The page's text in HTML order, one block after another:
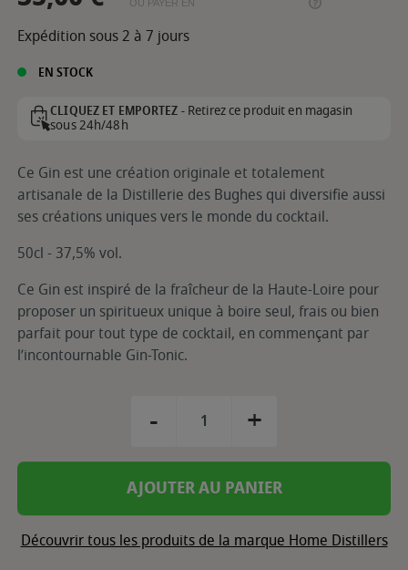
OU PAYER EN
Expédition sous 2 à 7 jours
EN STOCK
CLIQUEZ ET EMPORTEZ -Retirez ce produit en magasin
sous 24h/48h
Ce Gin est une création originale et totalement
artisanale de la Distillerie des Bughes qui diversifie aussi
ses créations uniques vers le monde du cocktail.
50cl - 37,5% vol.
Ce Gin est inspiré de la fraîcheur de la Haute-Loire pour
proposer un spiritueux unique à boire seul, frais ou bien
parfait pour tout type de cocktail, en commençant par
l’incontournable Gin-Tonic.
- +
AJOUTER AU PANIER
Découvrir tous les produits de la marque Home Distillers